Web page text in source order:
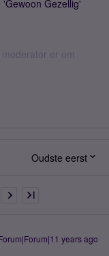
Gezellig'
er om
Oudste eerst
years ago